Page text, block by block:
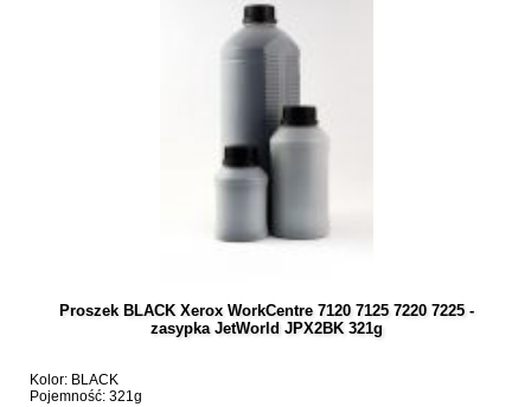
Proszek BLACK Xerox WorkCentre 7120 7125 7220 7225 -
zasypka JetWorld JPX2BK 321g
Kolor: BLACK
Pojemność: 321g